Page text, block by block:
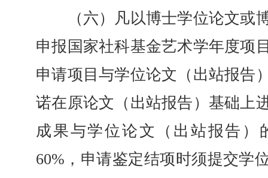
（六）凡以博士学位论文或
申报国家社科基金艺术学年度项
申请项目与学位论文（出站报告
诺在原论文（出站报告）基础上
成果与学位论文（出站报告）
60%，申请鉴定结项时须提交学